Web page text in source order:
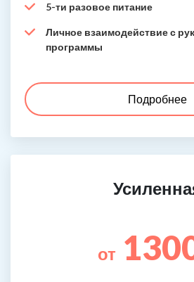
5-ти разовое питание
Личное взаимодействие с
программы
Подробнее
от